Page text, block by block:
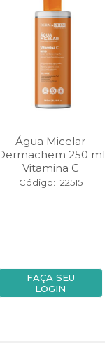
Água Micelar
250 ml
Vitamina C
Código: 122515
FAÇA SEU
LOGIN